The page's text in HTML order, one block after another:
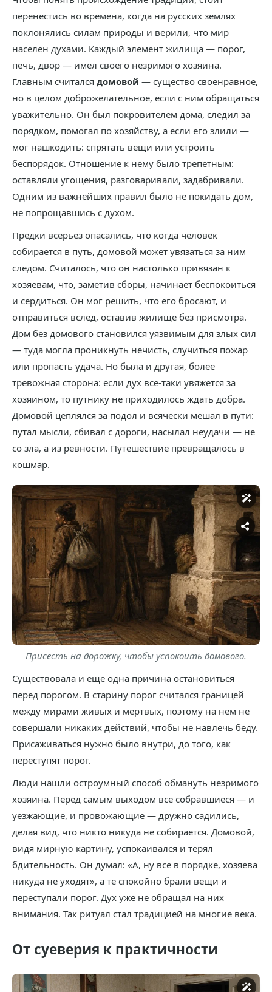
перенестись во времена, когда на русских землях
поклонялись силам природы и верили, что мир
населен духами. Каждый элемент жилища — порог,
печь, двор — имел своего незримого хозяина.
Главным считался домовой — существо своенравное,
но в целом доброжелательное, если с ним обращаться
уважительно. Он был покровителем дома, следил за
порядком, помогал по хозяйству, а если его злили —
мог нашкодить: спрятать вещи или устроить
беспорядок. Отношение к нему было трепетным:
оставляли угощения, разговаривали, задабривали.
Одним из важнейших правил было не покидать дом,
не попрощавшись с духом.
Предки всерьез опасались, что когда человек
собирается в путь, домовой может увязаться за ним
следом. Считалось, что он настолько привязан к
хозяевам, что, заметив сборы, начинает беспокоиться
и сердиться. Он мог решить, что его бросают, и
отправиться вслед, оставив жилище без присмотра.
Дом без домового становился уязвимым для злых сил
— туда могла проникнуть нечисть, случиться пожар
или пропасть удача. Но была и другая, более
тревожная сторона: если дух все-таки увяжется за
хозяином, то путнику не приходилось ждать добра.
Домовой цеплялся за подол и всячески мешал в пути:
путал мысли, сбивал с дороги, насылал неудачи — не
со зла, а из ревности. Путешествие превращалось в
кошмар.
Присесть на дорожку, чтобы успокоить домового.
Существовала и еще одна причина остановиться
перед порогом. В старину порог считался границей
между мирами живых и мертвых, поэтому на нем не
совершали никаких действий, чтобы не навлечь беду.
Присаживаться нужно было внутри, до того, как
переступят порог.
Люди нашли остроумный способ обмануть незримого
хозяина. Перед самым выходом все собравшиеся — и
уезжающие, и провожающие — дружно садились,
делая вид, что никто никуда не собирается. Домовой,
видя мирную картину, успокаивался и терял
бдительность. Он думал: «А, ну все в порядке, хозяева
никуда не уходят», а те спокойно брали вещи и
переступали порог. Дух уже не обращал на них
внимания. Так ритуал стал традицией на многие века.
От суеверия к практичности